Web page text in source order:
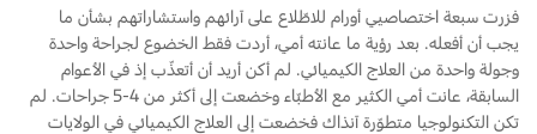
اليمن
دعم المزامنة
تقنية 4 SYNC
فزرت سبعة اختصاصيي أورام للاطّلاع على آرائهم واستشاراتهم بشأن ما
يجب أن أفعله. بعد رؤية ما عانته أمي، أردت فقط الخضوع لجراحة واحدة
وجولة واحدة من العلاج الكيميائي. لم أكن أريد أن أتعذّب إذ في الأعوام
السابقة، عانت أمي الكثير مع الأطبّاء وخضعت إلى أكثر من 4-5 جراحات. لم
تكن التكنولوجيا متطوّرة آنذاك فخضعت إلى العلاج الكيميائي في الولايات